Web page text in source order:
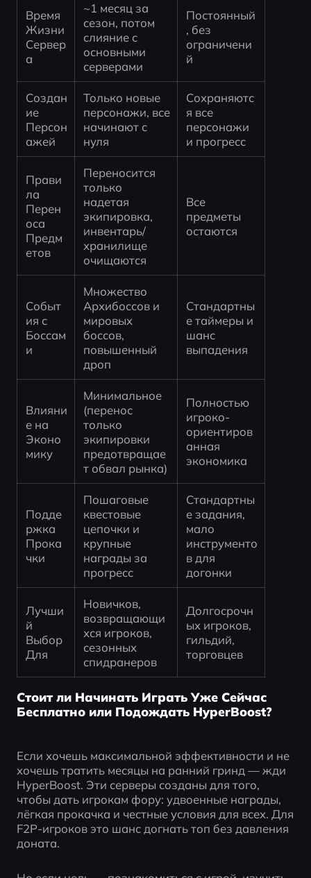
Время
Жизни
Сервер
а
~1 месяц за
сезон, потом
слияние с
основными
серверами
Постоянный
, без
ограничени
й
Создан
ие
Персон
ажей
Только новые
персонажи, все
начинают с
нуля
Сохраняютс
я все
персонажи
и прогресс
Прави
ла
Перен
оса
Предм
етов
Переносится
только
надетая
экипировка,
инвентарь/
хранилище
очищаются
Все
предметы
остаются
Событ
ия с
Боссам
и
Множество
Архибоссов и
мировых
боссов,
повышенный
дроп
Стандартны
е таймеры и
шанс
выпадения
Влияни
е на
Эконо
мику
Минимальное
(перенос
только
экипировки
предотвращае
т обвал рынка)
Полностью
игроко-
ориентиров
анная
экономика
Подде
ржка
Прока
чки
Пошаговые
квестовые
цепочки и
крупные
награды за
прогресс
Стандартны
е задания,
мало
инструменто
в для
догонки
Лучши
й
Выбор
Для
Новичков,
возвращающи
хся игроков,
сезонных
спидранеров
Долгосрочн
ых игроков,
гильдий,
торговцев
Стоит ли Начинать Играть Уже Сейчас
Бесплатно или Подождать HyperBoost?
Если хочешь максимальной эффективности и не
хочешь тратить месяцы на ранний гринд — жди
HyperBoost. Эти серверы созданы для того,
чтобы дать игрокам фору: удвоенные награды,
лёгкая прокачка и честные условия для всех. Для
F2P-игроков это шанс догнать топ без давления
доната.